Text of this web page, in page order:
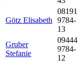
Götz Elisabeth
08191
9784-
13
Gruber
Stefanie
09444
9784-
12